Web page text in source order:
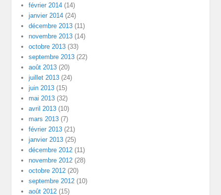
février 2014 (14)
janvier 2014 (24)
décembre 2013 (11)
novembre 2013 (14)
octobre 2013 (33)
septembre 2013 (22)
août 2013 (20)
juillet 2013 (24)
juin 2013 (15)
mai 2013 (32)
avril 2013 (10)
mars 2013 (7)
février 2013 (21)
janvier 2013 (25)
décembre 2012 (11)
novembre 2012 (28)
octobre 2012 (20)
septembre 2012 (10)
août 2012 (15)